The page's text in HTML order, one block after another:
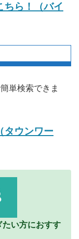
ちら！（バイ
単検索できま
タウンワー
い方におすす